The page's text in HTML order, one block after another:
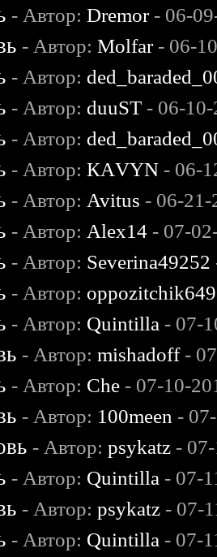
- Автор:Dremor- 06-
- Автор:Molfar- 06-
- Автор:
- Автор: duuST - 06-
- Автор:
- Автор:КАVYN - 06-
- Автор: Avitus - 06-
- Автор: Alex14 - 07-
- Автор: Severina49252
- Автор: oppozitchik649
- Автор: Quintilla - 07-
- Автор:mishadoff-
- Автор: Che - 07-10-
- Автор: 100meen -
- Автор:psykatz -
- Автор: Quintilla - 07-
- Автор:psykatz - 07-
- Автор: Quintilla - 07-